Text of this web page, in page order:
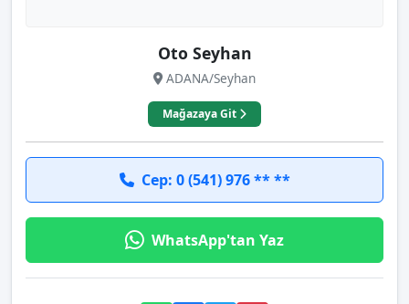
Oto Seyhan
ADANA/Seyhan
Mağazaya Git
Cep: 0 (541) 976 ** **
WhatsApp'tan Yaz